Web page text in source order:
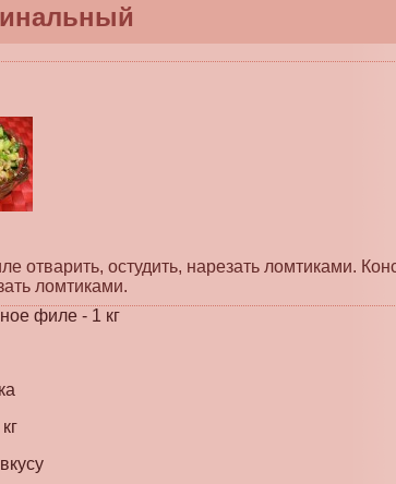
отварить, остудить, нарезать ломтиками.
ломтиками.
филе - 1 кг